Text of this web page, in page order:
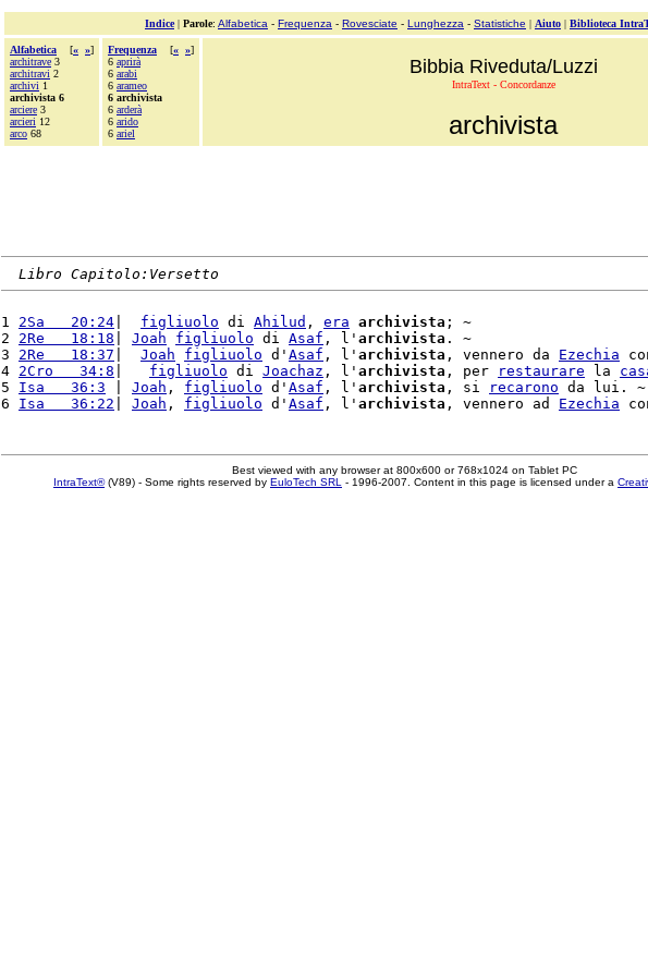
Indice| Parole: Alfabetica - Frequenza - Rovesciate - Lunghezza - Statistiche | Aiuto | Biblioteca
Alfabetica [« »]
architrave 3
architravi 2
archivi 1
archivista 6
arciere 3
arcieri 12
arco 68
Frequenza [« »]
6 aprirà
6 arabi
6 arameo
6 archivista
6 arderà
6 arido
6 ariel
Bibbia Riveduta/Luzzi
IntraText - Concordanze
archivista
Libro Capitolo:Versetto
1 2Sa   20:24 figliuolo di Ahilud , era archivista ; ~
2 2Re   18:18 Joah figliuolo di Asaf , l' archivista . ~
3 2Re   18:37 Joah figliuolo d' Asaf , l' archivista , vennero da Ezechia
4 2Cro   34:8 figliuolo di Joachaz , l' archivista , per restaurare la
5 Isa   36:3 Joah , figliuolo d' Asaf , l' archivista , si recarono da lui. ~
6 Isa   36:22 Joah , figliuolo d' Asaf , l' archivista , vennero ad Ezechia
Best viewed with any browser at 800x600 or 768x1024 on Tablet PC
IntraText®(V89) - Some rights reserved by EuloTech SRL - 1996-2007. Content in this page is licensed under a